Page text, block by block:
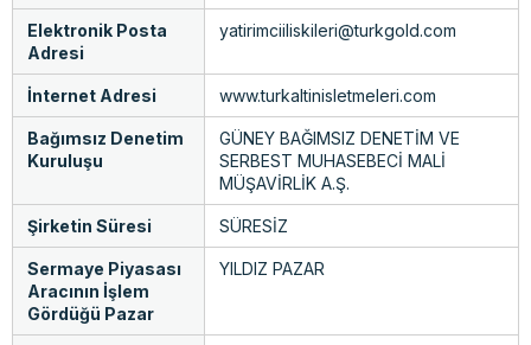
Elektronik Posta
Adresi
yatirimciiliskileri@turkgold.com
İnternet Adresi www.turkaltinisletmeleri.com
Bağımsız Denetim
Kuruluşu
GÜNEY BAĞIMSIZ DENETİM VE
SERBEST MUHASEBECİ MALİ
MÜŞAVİRLİK A.Ş.
Şirketin Süresi SÜRESİZ
Sermaye Piyasası
Aracının İşlem
Gördüğü Pazar
YILDIZ PAZAR